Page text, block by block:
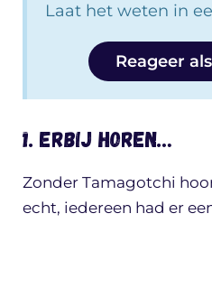
Laat het weten in
Reageer
1. Erbij horen…
Zonder Tamagotchi
echt, iedereen had er